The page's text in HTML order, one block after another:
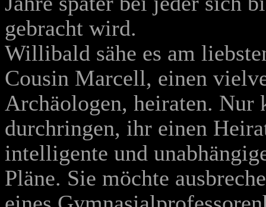
gebracht wird.
Willibald sähe es am
Cousin Marcell, einen
Archäologen, heiraten. Nur
durchringen, ihr einen
intelligente und
Pläne. Sie möchte